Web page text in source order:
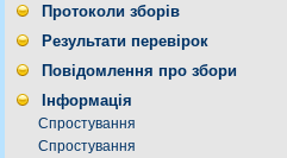
Протоколи зборів
Результати перевірок
Повідомлення про збори
Інформація
Спростування
Спростування